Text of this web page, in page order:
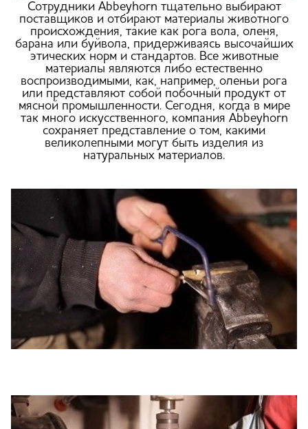
Сотрудники Abbeyhorn тщательно выбирают
поставщиков и отбирают материалы животного
происхождения, такие как рога вола, оленя,
барана или буйвола, придерживаясь высочайших
этических норм и стандартов. Все животные
материалы являются либо естественно
воспроизводимыми, как, например, оленьи рога
или представляют собой побочный продукт от
мясной промышленности. Сегодня, когда в мире
так много искусственного, компания Abbeyhorn
сохраняет представление о том, какими
великолепными могут быть изделия из
натуральных материалов.